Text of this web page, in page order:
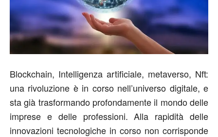
Blockchain, Intelligenza artificiale, metaverso, Nft:
una rivoluzione è in corso nell’universo digitale, e
sta già trasformando profondamente il mondo delle
imprese e delle professioni. Alla rapidità delle
innovazioni tecnologiche in corso non corrisponde